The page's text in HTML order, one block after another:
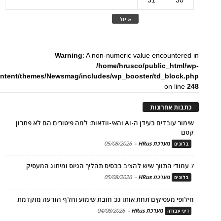
« יול
Warning: A non-numeric value encountered in
/home/hrusco/public_html/wp-
themes/Newsmag/includes/wp_booster/td_block.php
on line248
כתבות אחרונות
שימור עובדים בעידן ה-AI והאי-וודאות: למה פיטורים הם לא פתרון
קסם
בלוגים מערכת HRus -
05/08/2026
7 עמודי התווך שיש להציב בבסיס תהליך הגיוס ומיתוג המעסיק
בלוגים מערכת HRus -
05/08/2026
חילופי מעסיקים תחת אותו גג: חובת שימוע וחלף הודעה מוקדמת
דיני עבודה מערכת HRus -
04/08/2026